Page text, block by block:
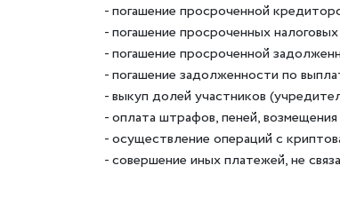
- погашение просроченной
- погашение просроченных
- погашение просроченной
- погашение задолженности по
- выкуп долей участников
- оплата штрафов, пеней,
- осуществление операций с
- совершение иных платежей, не